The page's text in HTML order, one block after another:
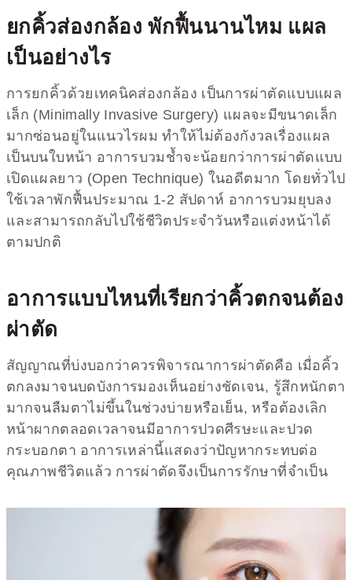
ยกคิ้วส่องกล้อง พักฟื้นนานไหม แผล
เป็นอย่างไร
การยกคิ้วด้วยเทคนิคส่องกล้อง เป็นการผ่าตัดแบบแผล
เล็ก (Minimally Invasive Surgery) แผลจะมีขนาดเล็ก
มากซ่อนอยู่ในแนวไรผม ทำให้ไม่ต้องกังวลเรื่องแผล
เป็นบนใบหน้า อาการบวมช้ำจะน้อยกว่าการผ่าตัดแบบ
เปิดแผลยาว (Open Technique) ในอดีตมาก โดยทั่วไป
ใช้เวลาพักฟื้นประมาณ 1-2 สัปดาห์ อาการบวมยุบลง
และสามารถกลับไปใช้ชีวิตประจำวันหรือแต่งหน้าได้
ตามปกติ
อาการแบบไหนที่เรียกว่าคิ้วตกจนต้อง
ผ่าตัด
สัญญาณที่บ่งบอกว่าควรพิจารณาการผ่าตัดคือ เมื่อคิ้ว
ตกลงมาจนบดบังการมองเห็นอย่างชัดเจน, รู้สึกหนักตา
มากจนลืมตาไม่ขึ้นในช่วงบ่ายหรือเย็น, หรือต้องเลิก
หน้าผากตลอดเวลาจนมีอาการปวดศีรษะและปวด
กระบอกตา อาการเหล่านี้แสดงว่าปัญหากระทบต่อ
คุณภาพชีวิตแล้ว การผ่าตัดจึงเป็นการรักษาที่จำเป็น